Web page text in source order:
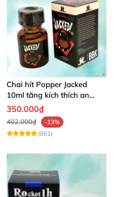
Chai hít Popper Jacked
10ml tăng kích thích an
toàn
350.000₫
402.000₫
-13%
(861)